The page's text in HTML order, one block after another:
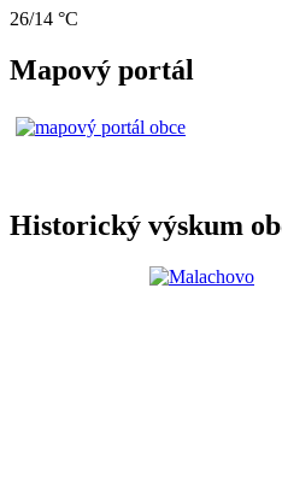
26/14 °C
Mapový portál
Historický výskum